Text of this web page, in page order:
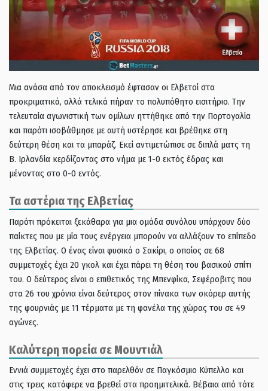
Μια ανάσα από τον αποκλεισμό έφτασαν οι Ελβετοί στα
προκριματικά, αλλά τελικά πήραν το πολυπόθητο εισιτήριο. Την
τελευταία αγωνιστική των ομίλων ηττήθηκε από την Πορτογαλία
και παρότι ισοβάθμησε με αυτή υστέρησε και βρέθηκε στη
δεύτερη θέση και τα μπαράζ. Εκεί αντιμετώπισε σε διπλά ματς τη
Β. Ιρλανδία κερδίζοντας στο νήμα με 1-0 εκτός έδρας και
μένοντας στο 0-0 εντός.
Τα αστέρια της Ελβετίας
Παρότι πρόκειται ξεκάθαρα για μια ομάδα συνόλου υπάρχουν δύο
παίκτες που με μία τους ενέργεια μπορούν να αλλάξουν το επίπεδο
της Ελβετίας. Ο ένας είναι φυσικά ο Σακίρι, ο οποίος σε 68
συμμετοχές έχει 20 γκολ και έχει πάρει τη θέση του βασικού σπίτι
του. Ο δεύτερος είναι ο επιθετικός της Μπενφίκα, Σεφέροβιτς που
στα 26 του χρόνια είναι δεύτερος στον πίνακα των σκόρερ αυτής
της φουρνιάς με 11 τέρματα με τη φανέλα της χώρας του σε 49
αγώνες.
Καλύτερη πορεία σε Μουντιάλ
Εννιά συμμετοχές έχει στο παρελθόν σε Παγκόσμιο Κύπελλο και
στις τρεις κατάφερε να βρεθεί στα προημιτελικά. Βέβαια από τότε